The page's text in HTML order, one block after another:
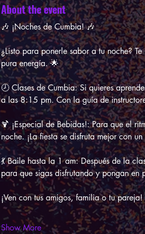
About the event
🎶 ¡Noches de Cumbia! 🎶
¿Listo para ponerle sabor a tu noche?
pura energía. 🌟
🕗 Clases de Cumbia: Si quieres
a las 8:15 pm. Con la guía de
🍹 ¡Especial de Bebidas!: Para que el
noche. ¡La fiesta se disfruta mejor con
💃 Baile hasta la 1 am: Después de la
para que sigas disfrutando y pongan
¡Ven con tus amigos, familia o tu
Show More